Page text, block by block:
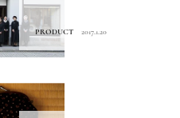
PRODUCT 2017.1.20